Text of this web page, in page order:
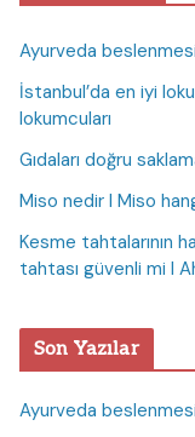
Ayurveda
İstanbul’da en iyi
lokumcuları
Gıdaları doğru
Miso nedir I Miso
Kesme tahtalarının
tahtası güvenli mi I
Son Yazılar
Ayurveda